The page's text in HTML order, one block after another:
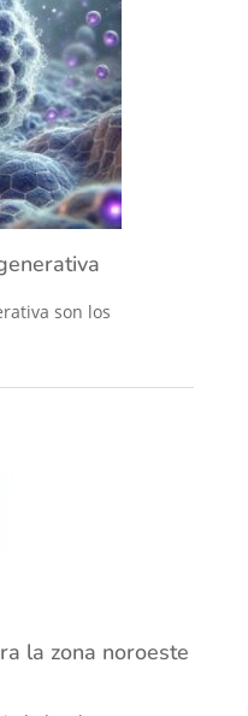
son los
la zona noroeste